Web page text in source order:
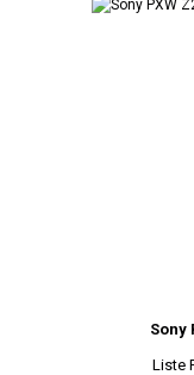
Sony
Liste